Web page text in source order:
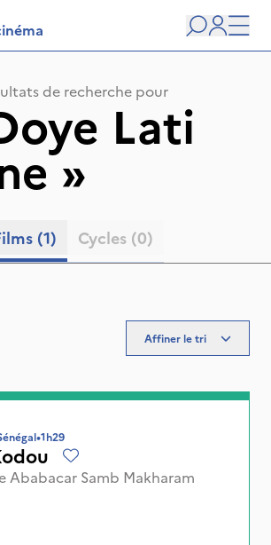
user
de recherche pour
Lati
»
(1) Cycles (0)
Affiner le tri
•1h29
Ababacar Samb Makharam